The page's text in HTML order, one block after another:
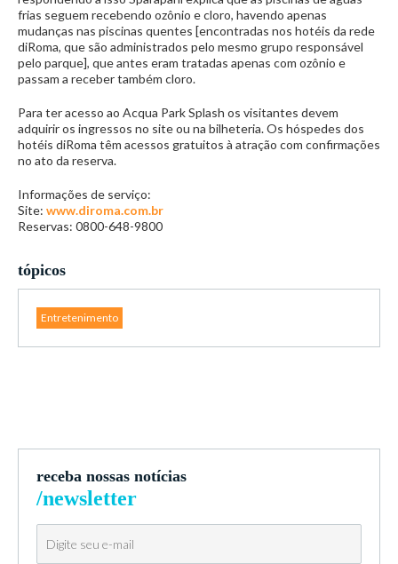
frias seguem recebendo ozônio e cloro, havendo apenas
mudanças nas piscinas quentes [encontradas nos hotéis da rede
diRoma, que são administrados pelo mesmo grupo responsável
pelo parque], que antes eram tratadas apenas com ozônio e
passam a receber também cloro.
Para ter acesso ao Acqua Park Splash os visitantes devem
adquirir os ingressos no site ou na bilheteria. Os hóspedes dos
hotéis diRoma têm acessos gratuitos à atração com confirmações
no ato da reserva.
Informações de serviço:
Site: www.diroma.com.br
Reservas: 0800-648-9800
tópicos
Entretenimento
receba nossas notícias
/newsletter